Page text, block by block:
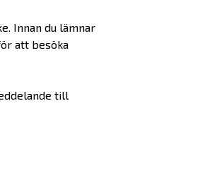
Innan du lämnar
att besöka
till